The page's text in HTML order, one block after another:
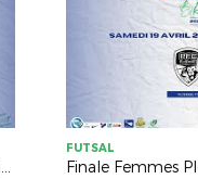
Finale CRB U18G Futsal : US Châteaugiron - GSI Pontivy (7-7, 3-1 TAB)
FUTSAL